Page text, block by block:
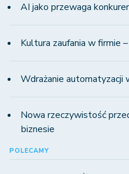
AI jako przewaga
Kultura zaufania w firmie
Wdrażanie automatyzacji
Nowa rzeczywistość
biznesie
POLECAMY